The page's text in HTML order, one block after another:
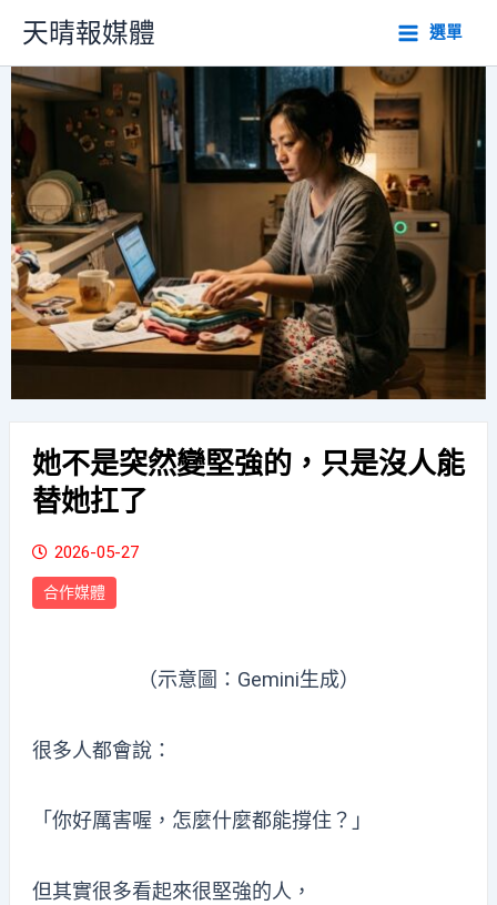
主
要
內
容
天晴報媒體 選單
她不是突然變堅強的，只是沒人能
替她扛了
2026-05-27
合作媒體
（示意圖：Gemini生成）
很多人都會說：
「你好厲害喔，怎麼什麼都能撐住？」
但其實很多看起來很堅強的人，